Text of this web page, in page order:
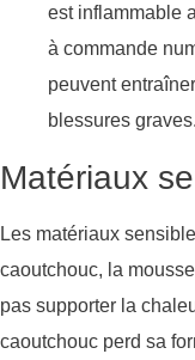
est inflammable
à commande
peuvent
blessures graves.
Matériaux
Les matériaux
caoutchouc, la
pas supporter la
caoutchouc perd sa